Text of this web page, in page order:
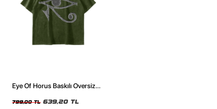
Eye Of Horus Baskılı Oversize
799,00 TL 639,20 TL